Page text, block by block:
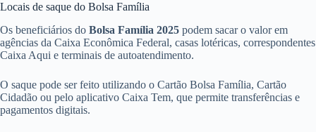
Locais de saque do Bolsa Família
Os beneficiários do Bolsa Família 2025 podem sacar o valor em
agências da Caixa Econômica Federal, casas lotéricas, correspondentes
Caixa Aqui e terminais de autoatendimento.
O saque pode ser feito utilizando o Cartão Bolsa Família, Cartão
Cidadão ou pelo aplicativo Caixa Tem, que permite transferências e
pagamentos digitais.